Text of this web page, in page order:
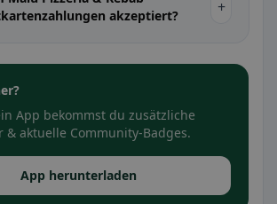
akzeptiert?
+
App bekommst du zusätzliche
& aktuelle Community-Badges.
App herunterladen